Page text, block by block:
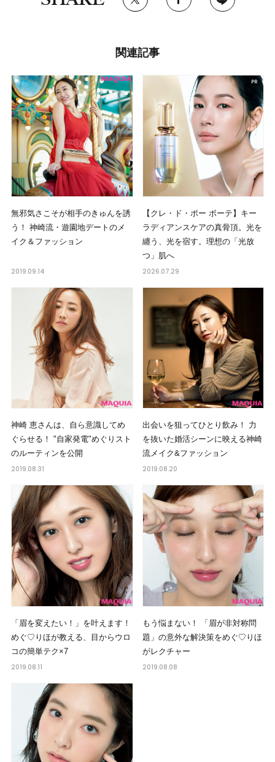
関連記事
無邪気さこそが相手のきゅんを誘
う！ 神崎流・遊園地デートのメ
イク＆ファッション
2019.09.14
【クレ・ド・ポー ボーテ】キー
ラディアンスケアの真骨頂。光を
纏う、光を宿す。理想の「光放
つ」肌へ
2026.07.29
神崎 恵さんは、自ら意識してめ
ぐらせる！ "自家発電"めぐりスト
のルーティンを公開
2019.08.31
出会いを狙ってひとり飲み！ 力
を抜いた婚活シーンに映える神崎
流メイク&ファッション
2019.08.20
「眉を変えたい！」を叶えます！
めぐ♡りほが教える、目からウロ
コの簡単テク×7
2019.08.11
もう悩まない！ 「眉が非対称問
題」の意外な解決策をめぐ♡りほ
がレクチャー
2019.08.08